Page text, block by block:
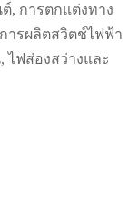
, การตกแต่งทาง
ารผลิตสวิตช์ไฟฟ้า
ฟส่องสว่างและ